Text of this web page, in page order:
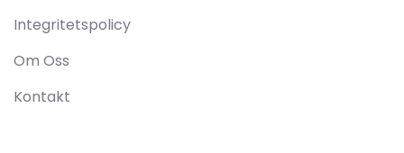
Integritetspolicy
Om Oss
Kontakt